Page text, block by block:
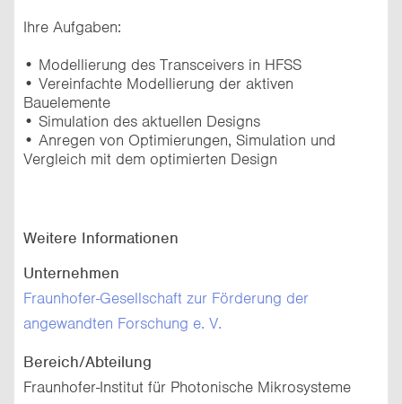
Ihre Aufgaben:
• Modellierung des Transceivers in HFSS
• Vereinfachte Modellierung der aktiven
Bauelemente
• Simulation des aktuellen Designs
• Anregen von Optimierungen, Simulation und
Vergleich mit dem optimierten Design
Weitere Informationen
Unternehmen
Fraunhofer-Gesellschaft zur Förderung der
angewandten Forschung e. V.
Bereich/Abteilung
Fraunhofer-Institut für Photonische Mikrosysteme